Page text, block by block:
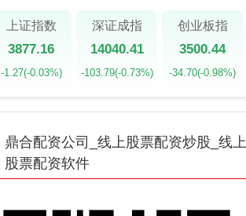
上证指数
3877.16
-1.27(-0.03%)
深证成指
14040.41
-103.79(-0.73%)
创业板指
3500.44
-34.70(-0.98%)
鼎合配资公司_线上股票配资炒股_线上
股票配资软件